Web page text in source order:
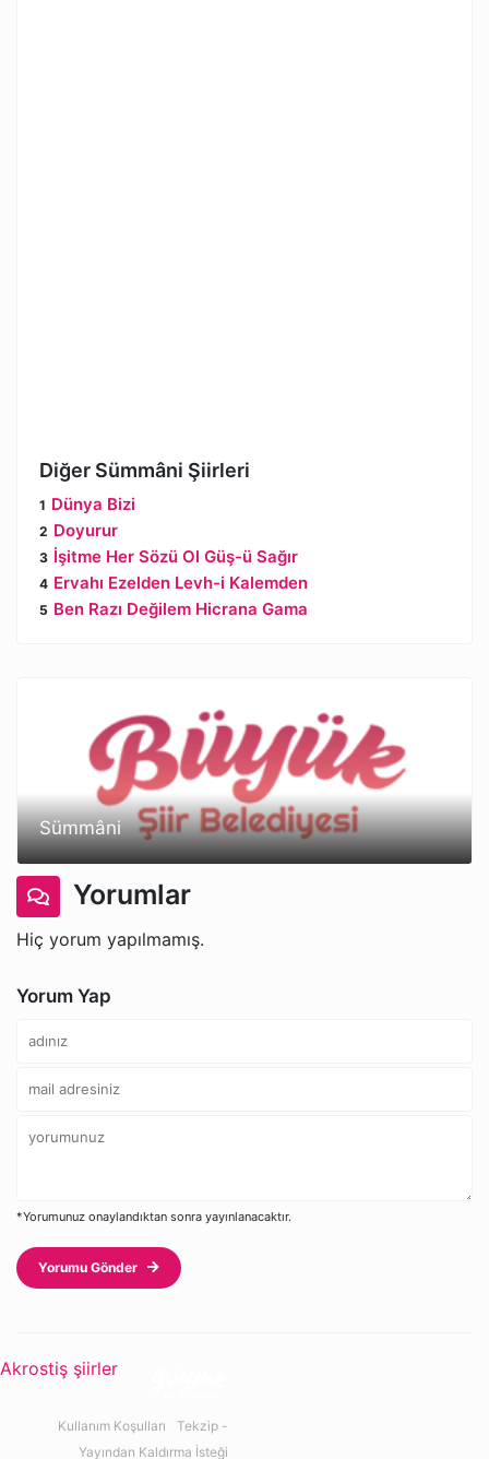
Diğer Sümmâni Şiirleri
Dünya Bizi
Doyurur
İşitme Her Sözü Ol Güş-ü Sağır
Ervahı Ezelden Levh-i Kalemden
Ben Razı Değilem Hicrana Gama
Sümmâni
Yorumlar
Hiç yorum yapılmamış.
Yorum Yap
*Yorumunuz onaylandıktan sonra yayınlanacaktır.
Yorumu Gönder
Akrostiş şiirler
Kullanım Koşulları
Tekzip -
Yayından Kaldırma İsteği